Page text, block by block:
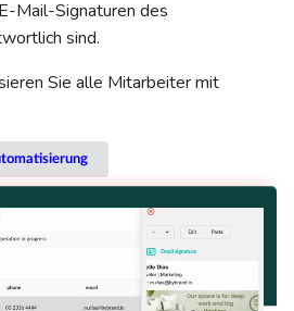
Mail-Signaturen des
sind.
Sie alle Mitarbeiter mit